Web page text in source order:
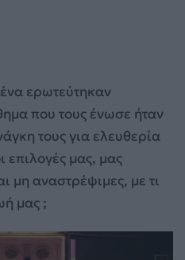
ερωτεύτηκαν
που τους ένωσε ήταν
τους για ελευθερία
επιλογές μας, μας
μη αναστρέψιμες, με τι
μας ;